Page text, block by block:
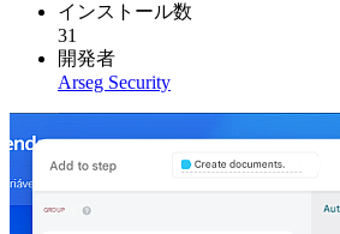
インストール数
31
開発者
Arseg Security